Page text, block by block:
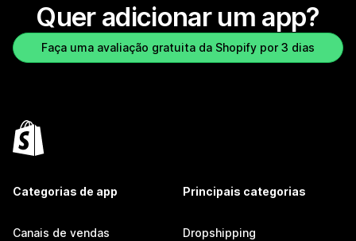
Quer adicionar um app?
Faça uma avaliação gratuita da Shopify por 3 dias
Categorias de app
Canais de vendas
Principais categorias
Dropshipping